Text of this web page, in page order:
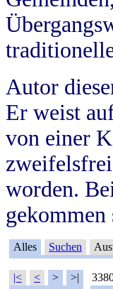
Autor
Er weist
von einer
worden.
Alles Suchen
|< < > >|